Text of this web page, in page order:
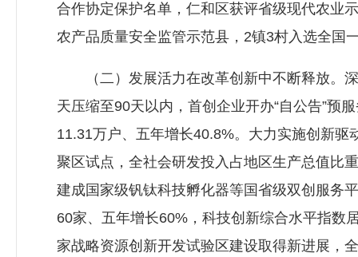
合作协定保护名单，仁和区获评省级现代农业
农产品质量安全监管示范县，2镇3村入选全国
（二）发展活力在改革创新中不断释放。深
天压缩至90天以内，首创企业开办“自公告”预
11.31万户、五年增长40.8%。大力实施创新驱
聚区试点，全社会研发投入占地区生产总值比
建成国家级钒钛科技孵化器等国省级双创服务
60家、五年增长60%，科技创新综合水平指数
家战略资源创新开发试验区建设取得新进展，